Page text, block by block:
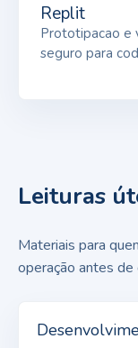
Replit
Prototipacao e
seguro para
Leituras
Materiais para
operação antes de